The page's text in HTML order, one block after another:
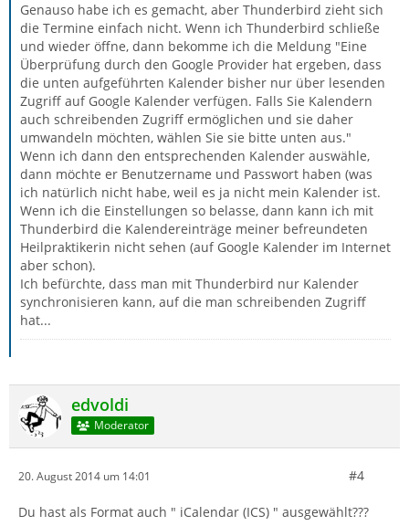
Genauso habe ich es gemacht, aber Thunderbird zieht sich
die Termine einfach nicht. Wenn ich Thunderbird schließe
und wieder öffne, dann bekomme ich die Meldung "Eine
Überprüfung durch den Google Provider hat ergeben, dass
die unten aufgeführten Kalender bisher nur über lesenden
Zugriff auf Google Kalender verfügen. Falls Sie Kalendern
auch schreibenden Zugriff ermöglichen und sie daher
umwandeln möchten, wählen Sie sie bitte unten aus."
Wenn ich dann den entsprechenden Kalender auswähle,
dann möchte er Benutzername und Passwort haben (was
ich natürlich nicht habe, weil es ja nicht mein Kalender ist.
Wenn ich die Einstellungen so belasse, dann kann ich mit
Thunderbird die Kalendereinträge meiner befreundeten
Heilpraktikerin nicht sehen (auf Google Kalender im Internet
aber schon).
Ich befürchte, dass man mit Thunderbird nur Kalender
synchronisieren kann, auf die man schreibenden Zugriff
hat...
edvoldi
Moderator
20. August 2014 um 14:01 #4
Du hast als Format auch " iCalendar (ICS) " ausgewählt???